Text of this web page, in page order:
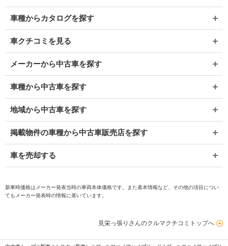
車種からカタログを探す
車クチコミを見る
メーカーから中古車を探す
車種から中古車を探す
地域から中古車を探す
掲載物件の車種から中古車販売店を探す
車を売却する
新車時価格はメーカー発表当時の車両本体価格です。また基本情報など、その他の項目につい
てもメーカー発表時の情報に基いています。
見栄っ張りさんのクルマクチコミトップへ